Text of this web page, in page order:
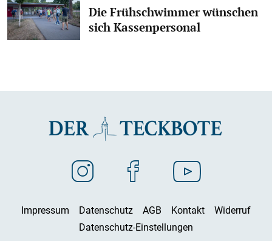
Die Frühschwimmer wünschen
sich Kassenpersonal
Impressum Datenschutz AGB Kontakt
Widerruf
Datenschutz-Einstellungen